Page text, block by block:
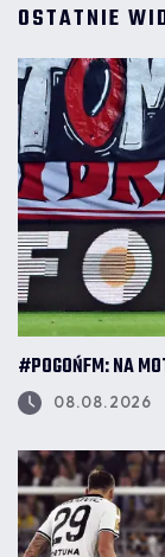
OSTATNIE
#POGOŃFM: NA
08.08.2026